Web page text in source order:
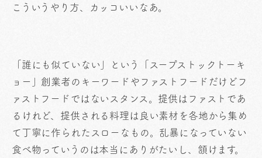
こういうやり方、カッコいいなあ。
「誰にも似ていない」という「スープストックトーキ
ョー」創業者のキーワードやファストフードだけどフ
ァストフードではないスタンス。提供はファストであ
るけれど、提供される料理は良い素材を各地から集め
て丁寧に作られたスローなもの。乱暴になっていない
食べ物っていうのは本当にありがたいし、頷けます。